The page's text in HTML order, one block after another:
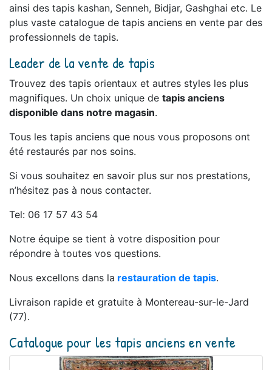
ainsi des tapis kashan, Senneh, Bidjar, Gashghai etc. Le
plus vaste catalogue de tapis anciens en vente par des
professionnels de tapis.
Leader de la vente de tapis
Trouvez des tapis orientaux et autres styles les plus
magnifiques. Un choix unique de tapis anciens
disponible dans notre magasin.
Tous les tapis anciens que nous vous proposons ont
été restaurés par nos soins.
Si vous souhaitez en savoir plus sur nos prestations,
n’hésitez pas à nous contacter.
Tel: 06 17 57 43 54
Notre équipe se tient à votre disposition pour
répondre à toutes vos questions.
Nous excellons dans la restauration de tapis.
Livraison rapide et gratuite à Montereau-sur-le-Jard
(77).
Catalogue pour les tapis anciens en vente